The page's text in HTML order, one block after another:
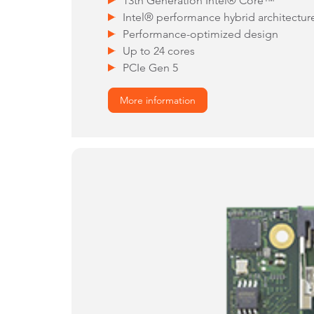
Intel® performance hybrid
Performance-optimized design
Up to 24 cores
PCIe Gen 5
More information